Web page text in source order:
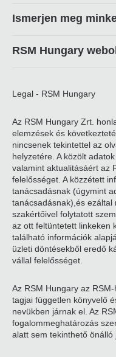
Ismerjen meg
RSM Hungary
Legal - RSM Hungary
Az RSM Hungary Zrt.
elemzések és
nincsenek tekintettel az
helyzetére. A közölt
valamint aktualitásáért az
felelősséget. A közzétett
tanácsadásnak (úgymint
tanácsadásnak),és
szakértőivel folytatott
az ott feltüntetett linkeken
található információk
üzleti döntésekből eredő
vállal felelősséget.
Az RSM Hungary az
tagjai független könyvelő
nevükben járnak el. Az
fogalommeghatározás
alatt sem tekinthető önálló